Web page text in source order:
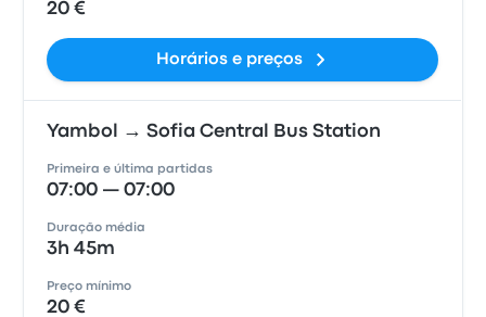
20 €
Horários e preços
Yambol → Sofia Central Bus Station
Primeira e última partidas
07:00 — 07:00
Duração média
3h 45m
Preço mínimo
20 €